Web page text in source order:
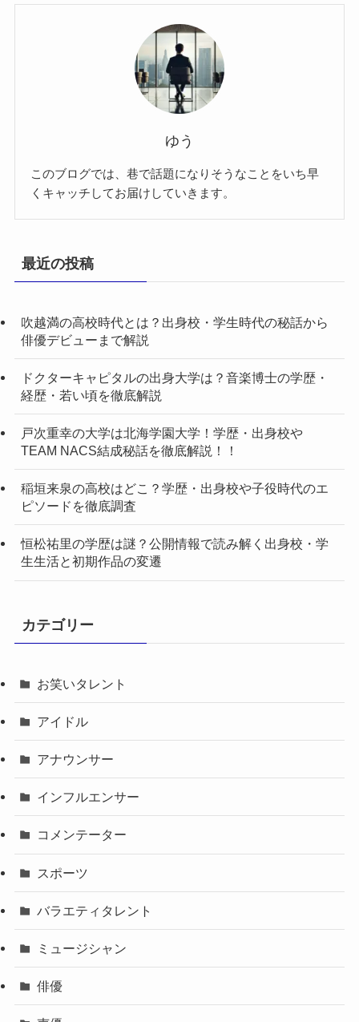
ゆう
このブログでは、巷で話題になりそうなことをいち早
くキャッチしてお届けしていきます。
最近の投稿
吹越満の高校時代とは？出身校・学生時代の秘話から
俳優デビューまで解説
ドクターキャピタルの出身大学は？音楽博士の学歴・
経歴・若い頃を徹底解説
戸次重幸の大学は北海学園大学！学歴・出身校や
TEAM NACS結成秘話を徹底解説！！
稲垣来泉の高校はどこ？学歴・出身校や子役時代のエ
ピソードを徹底調査
恒松祐里の学歴は謎？公開情報で読み解く出身校・学
生生活と初期作品の変遷
カテゴリー
お笑いタレント
アイドル
アナウンサー
インフルエンサー
コメンテーター
スポーツ
バラエティタレント
ミュージシャン
俳優